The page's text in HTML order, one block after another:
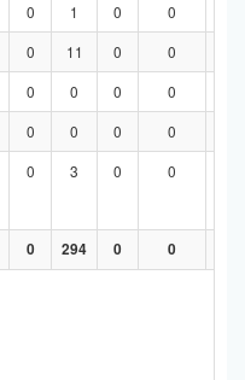
0 1 0 0
0 11 0 0
0 0 0 0
0 0 0 0
0 3 0 0
0 294 0 0